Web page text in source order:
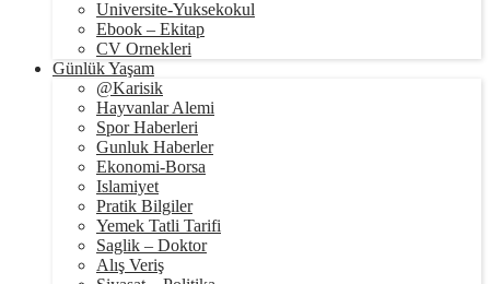
Universite-Yuksekokul
Ebook – Ekitap
CV Ornekleri
Günlük Yaşam
@Karisik
Hayvanlar Alemi
Spor Haberleri
Gunluk Haberler
Ekonomi-Borsa
Islamiyet
Pratik Bilgiler
Yemek Tatli Tarifi
Saglik – Doktor
Alış Veriş